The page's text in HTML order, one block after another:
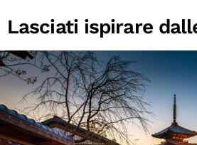
Lasciati ispirare